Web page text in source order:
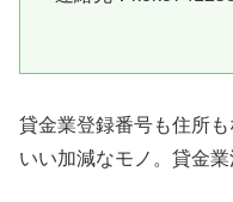
貸金業登録番号も住所
いい加減なモノ。貸金